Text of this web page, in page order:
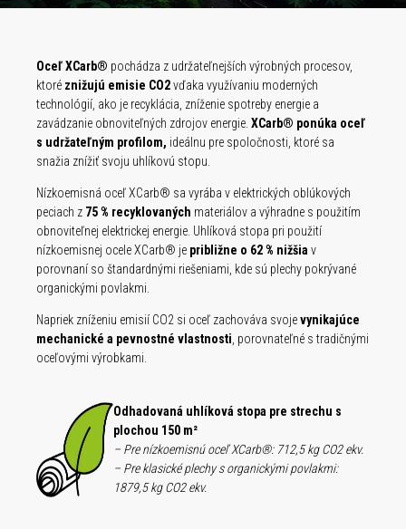
Oceľ XCarb® pochádza z udržateľnejších výrobných procesov,
ktoré znižujú emisie CO2vďaka využívaniu moderných
technológií, ako je recyklácia, zníženie spotreby energie a
zavádzanie obnoviteľných zdrojov energie. XCarb® ponúka oceľ
s udržateľným profilom, ideálnu pre spoločnosti, ktoré sa
snažia znížiť svoju uhlíkovú stopu.
Nízkoemisná oceľ XCarb® sa vyrába v elektrických oblúkových
peciach z 75 % recyklovaných materiálov a výhradne s použitím
obnoviteľnej elektrickej energie. Uhlíková stopa pri použití
nízkoemisnej ocele XCarb® je približne o 62 % nižšia v
porovnaní so štandardnými riešeniami, kde sú plechy pokrývané
organickými povlakmi.
Napriek zníženiu emisií CO2 si oceľ zachováva svojevynikajúce
mechanické a pevnostné vlastnosti , porovnateľné s tradičnými
oceľovými výrobkami.
Odhadovaná uhlíková stopa pre strechu s
plochou 150 m²
– Pre nízkoemisnú oceľ XCarb®: 712,5 kg CO2 ekv.
– Pre klasické plechy s organickými povlakmi:
1879,5 kg CO2 ekv.